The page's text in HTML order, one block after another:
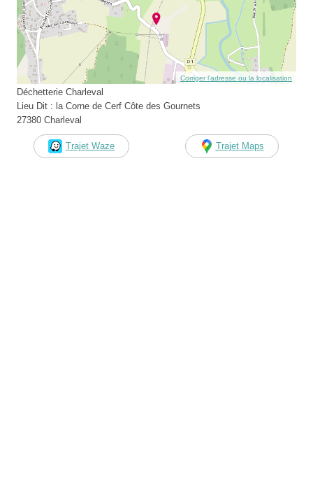
Corriger l’adresse ou la localisation
Déchetterie Charleval
Lieu Dit : la Corne de Cerf Côte des Gournets
27380 Charleval
Trajet Waze Trajet Maps